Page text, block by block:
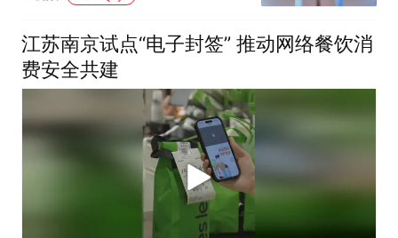
江苏南京试点“电子封签” 推动网络餐饮消
费安全共建